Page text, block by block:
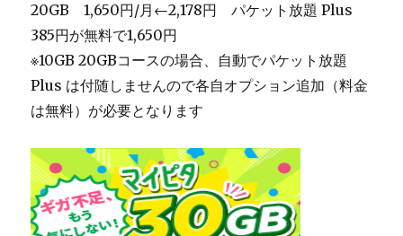
20GB 1,650円/月←2,178円 パケット放題 Plus
385円が無料で1,650円
※10GB 20GBコースの場合、自動でパケット放題
Plus は付随しませんので各自オプション追加（料金
は無料）が必要となります